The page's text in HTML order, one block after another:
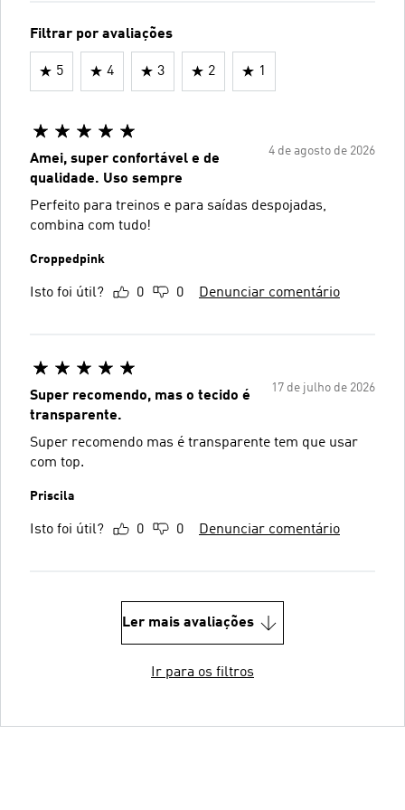
Filtrar por avaliações
5 4 3 2 1
4 de agosto de 2026
Amei, super confortável e de
qualidade. Uso sempre
Perfeito para treinos e para saídas despojadas,
combina com tudo!
Croppedpink
Isto foi útil? 0 0 Denunciar comentário
17 de julho de 2026
Super recomendo, mas o tecido é
transparente.
Super recomendo mas é transparente tem que usar
com top.
Priscila
Isto foi útil? 0 0 Denunciar comentário
Ler mais avaliações
Ir para os filtros